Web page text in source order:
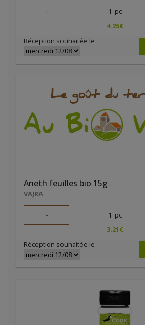
- 1 pc
4.25€
Réception souhaitée le
Aneth feuilles bio 15g
VAJRA
- 1 pc
3.21€
Réception souhaitée le